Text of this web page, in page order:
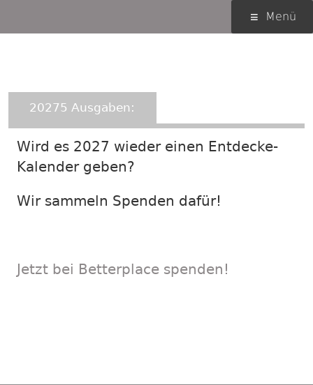
Menü
Menü
20275 Ausgaben:
Wird es 2027 wieder einen Entdecke-
Kalender geben?
Wir sammeln Spenden dafür!
Jetzt bei Betterplace spenden!